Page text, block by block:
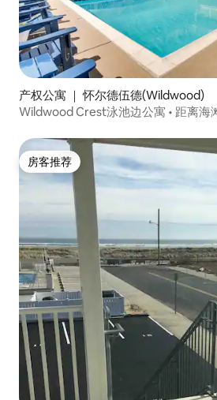
产权公寓 ｜ 怀尔德伍德(Wildwood)
Wildwood Crest泳池边公寓 • 距离海
房客推荐
房客推荐